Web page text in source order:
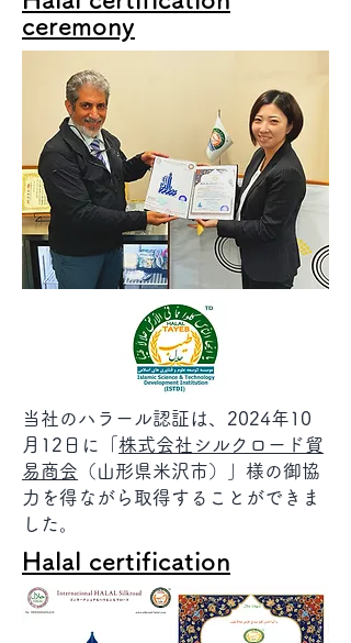
ceremony
​当社のハラール認証は、2024年10
月12日に「 株式会社シルクロード貿
易商会 （山形県米沢市）」様の御協
力を得ながら取得することができま
した。
​Halal certification